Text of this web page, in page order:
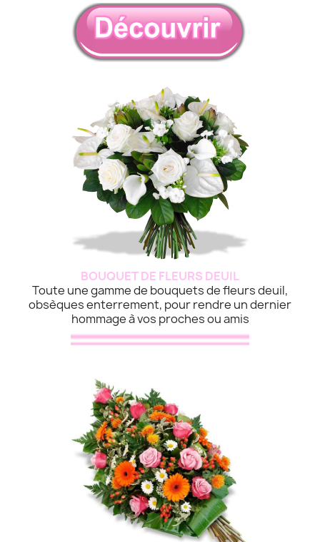
BOUQUET DE FLEURS DEUIL
Toute une gamme de bouquets de fleurs deuil,
obsèques enterrement, pour rendre un dernier
hommage à vos proches ou amis